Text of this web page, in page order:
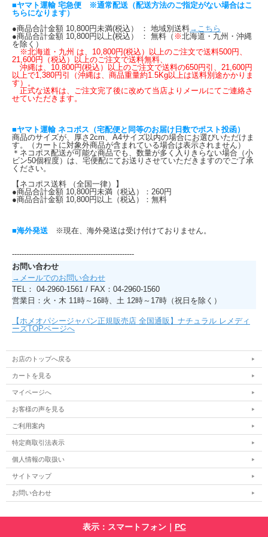
■ヤマト運輸 宅急便 ※通常配送（配送方法のご指定がない場合はこ
ちらになります）
●商品合計金額 10,800円未満(税込） ： 地域別送料→こちら
●商品合計金額 10,800円以上(税込） ： 無料（ ※北海道・九州・沖縄
を除く）
※北海道・九州 は、10,800円(税込）以上のご注文で送料500円、
21,600円（税込）以上のご注文で送料無料、
沖縄は、10,800円(税込）以上のご注文で送料の650円引、21,600円
以上で1,380円引（沖縄は、商品重量約1.5Kg以上は送料別途かかりま
す）。
正式な送料は、ご注文完了後に改めて当店よりメールにてご連絡さ
せていただきます。
■ヤマト運輸 ネコポス（宅配便と同等のお届け日数でポスト投函）
商品のサイズが、厚さ2cm、A4サイズ以内の場合にお選びいただけま
す。（カートに対象外商品が含まれている場合は表示されません）
＊ネコポス配送が可能な商品でも、数量が多く入りきらない場合（小
ビン50個程度）は、宅便配にてお送りさせていただきますのでご了承
ください。
【ネコポス送料 （全国一律）】
●商品合計金額 10,800円未満（税込）：260円
●商品合計金額 10,800円以上（税込）：無料
■海外発送 ※現在、海外発送は受け付けておりません。
---------------------------------------------------
お問い合わせ
→メールでのお問い合わせ
TEL： 04-2960-1561 / FAX：04-2960-1560
営業日：火・木 11時～16時、土 12時～17時（祝日を除く）
【ホメオパシージャパン正規販売店 全国通販】ナチュラル レメディ
ーズTOPページへ
お店のトップへ戻る
カートを見る
マイページへ
お客様の声を見る
ご利用案内
特定商取引法表示
個人情報の取扱い
サイトマップ
お問い合わせ
表示：スマートフォン｜ PC